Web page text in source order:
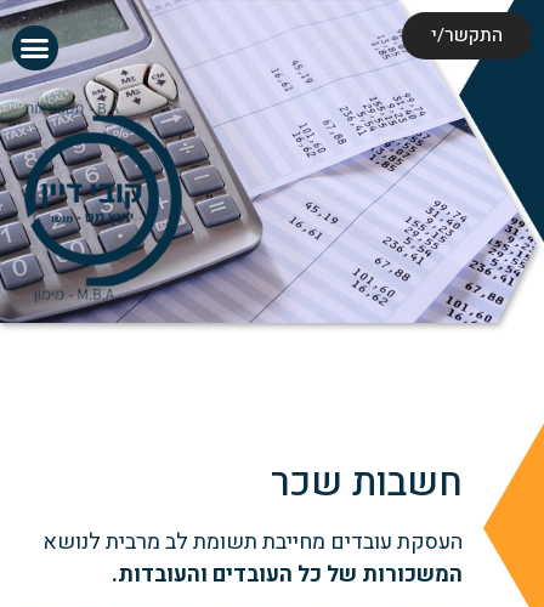
התקשר/י
חשבות שכר
העסקת עובדים מחייבת תשומת לב מרבית לנושא
המשכורות של כל העובדים והעובדות.